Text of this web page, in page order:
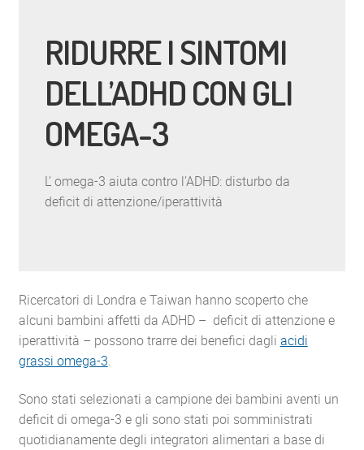
RIDURRE I SINTOMI
DELL’ADHD CON GLI
OMEGA-3
L’ omega-3 aiuta contro l’ADHD: disturbo da
deficit di attenzione/iperattività
Ricercatori di Londra e Taiwan hanno scoperto che
alcuni bambini affetti da ADHD – deficit di attenzione e
iperattività – possono trarre dei benefici dagli acidi
grassi omega-3.
Sono stati selezionati a campione dei bambini aventi un
deficit di omega-3 e gli sono stati poi somministrati
quotidianamente degli integratori alimentari a base di